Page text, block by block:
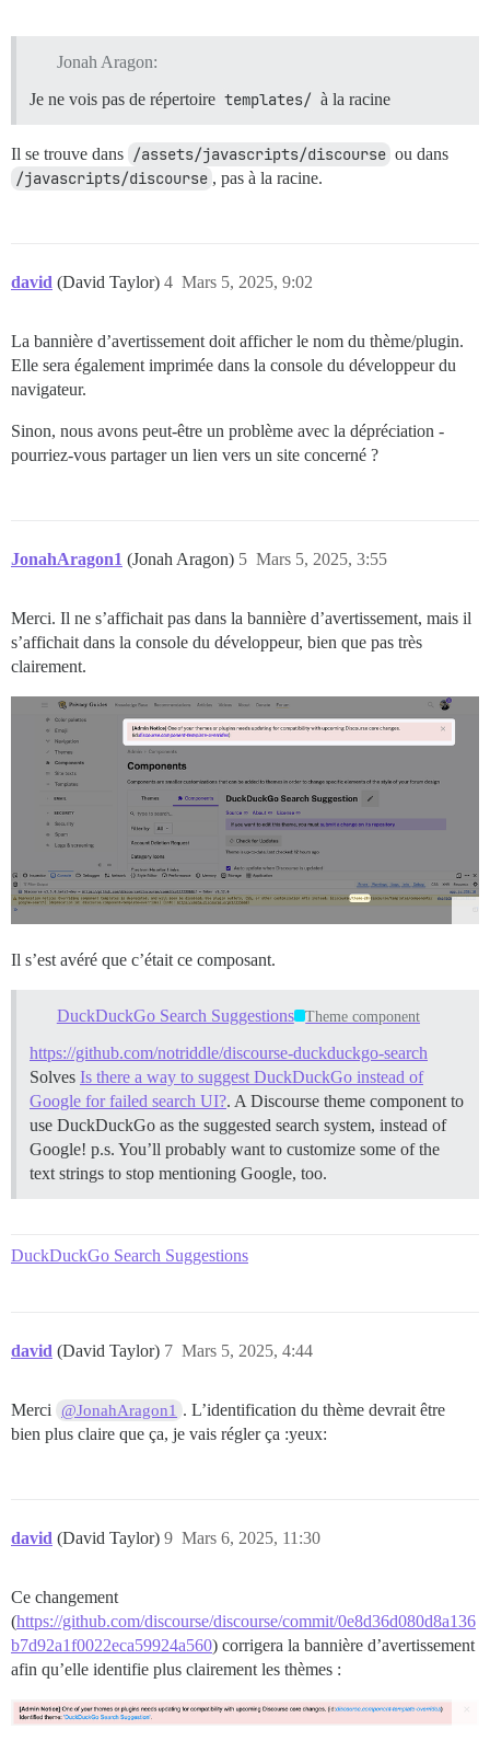
Jonah Aragon:
Je ne vois pas de répertoire templates/ à la racine
Il se trouve dans /assets/javascripts/discourse ou dans
/javascripts/discourse , pas à la racine.
david (David Taylor) Mars 5, 2025, 9:02
4
La bannière d’avertissement doit afficher le nom du thème/plugin.
Elle sera également imprimée dans la console du développeur du
navigateur.
Sinon, nous avons peut-être un problème avec la dépréciation -
pourriez-vous partager un lien vers un site concerné ?
JonahAragon1 (Jonah Aragon) Mars 5, 2025, 3:55
5
Merci. Il ne s’affichait pas dans la bannière d’avertissement, mais il
s’affichait dans la console du développeur, bien que pas très
clairement.
Il s’est avéré que c’était ce composant.
DuckDuckGo Search Suggestions Theme component
https://github.com/notriddle/discourse-duckduckgo-search
Solves Is there a way to suggest DuckDuckGo instead of
Google for failed search UI?. A Discourse theme component to
use DuckDuckGo as the suggested search system, instead of
Google! p.s. You’ll probably want to customize some of the
text strings to stop mentioning Google, too.
DuckDuckGo Search Suggestions
david (David Taylor) Mars 5, 2025, 4:44
7
Merci @JonahAragon1 . L’identification du thème devrait être
bien plus claire que ça, je vais régler ça :yeux:
david (David Taylor) Mars 6, 2025, 11:30
9
Ce changement
(https://github.com/discourse/discourse/commit/0e8d36d080d8a136
b7d92a1f0022eca59924a560) corrigera la bannière d’avertissement
afin qu’elle identifie plus clairement les thèmes :